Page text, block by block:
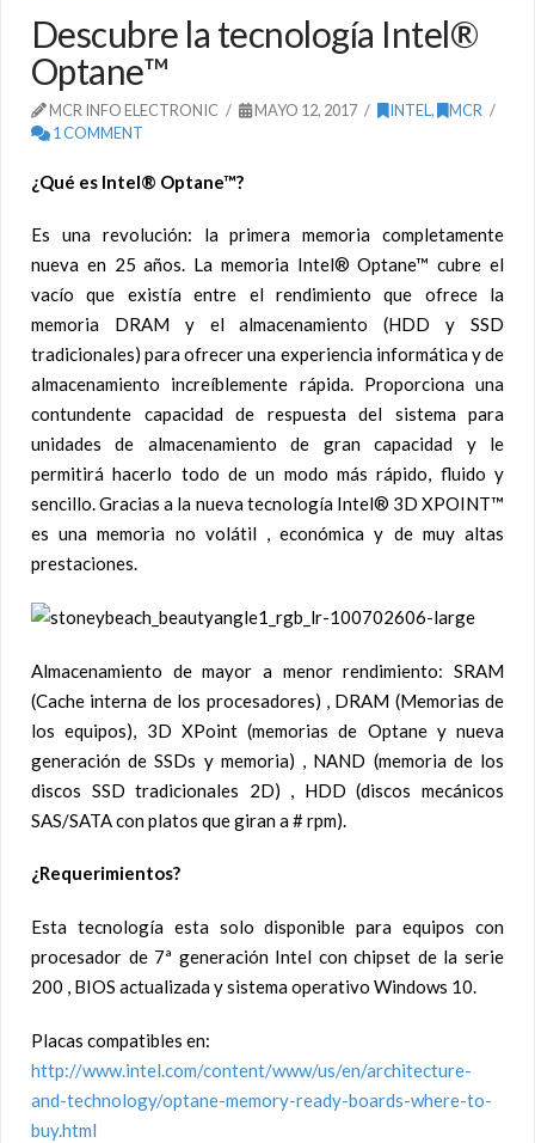
Descubre la tecnología Intel®
Optane™
MCR INFO ELECTRONIC MAYO 12, 2017 INTEL,
MCR
1 COMMENT
¿Qué es Intel® Optane™?
Es una revolución: la primera memoria completamente
nueva en 25 años. La memoria Intel® Optane™ cubre el
vacío que existía entre el rendimiento que ofrece la
memoria DRAM y el almacenamiento (HDD y SSD
tradicionales) para ofrecer una experiencia informática y de
almacenamiento increíblemente rápida. Proporciona una
contundente capacidad de respuesta del sistema para
unidades de almacenamiento de gran capacidad y le
permitirá hacerlo todo de un modo más rápido, fluido y
sencillo. Gracias a la nueva tecnología Intel® 3D XPOINT™
es una memoria no volátil , económica y de muy altas
prestaciones.
Almacenamiento de mayor a menor rendimiento: SRAM
(Cache interna de los procesadores) , DRAM (Memorias de
los equipos), 3D XPoint (memorias de Optane y nueva
generación de SSDs y memoria) , NAND (memoria de los
discos SSD tradicionales 2D) , HDD (discos mecánicos
SAS/SATA con platos que giran a # rpm).
¿Requerimientos?
Esta tecnología esta solo disponible para equipos con
procesador de 7ª generación Intel con chipset de la serie
200 , BIOS actualizada y sistema operativo Windows 10.
Placas compatibles en:
http://www.intel.com/content/www/us/en/architecture-
and-technology/optane-memory-ready-boards-where-to-
buy.html